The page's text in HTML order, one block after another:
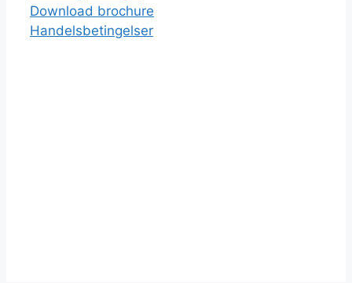
Download brochure
Handelsbetingelser